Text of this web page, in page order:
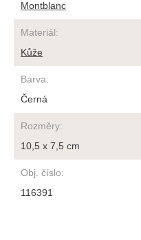
Montblanc
Materiál:
Kůže
Barva:
Černá
Rozměry:
10,5 x 7,5 cm
Obj. číslo:
116391